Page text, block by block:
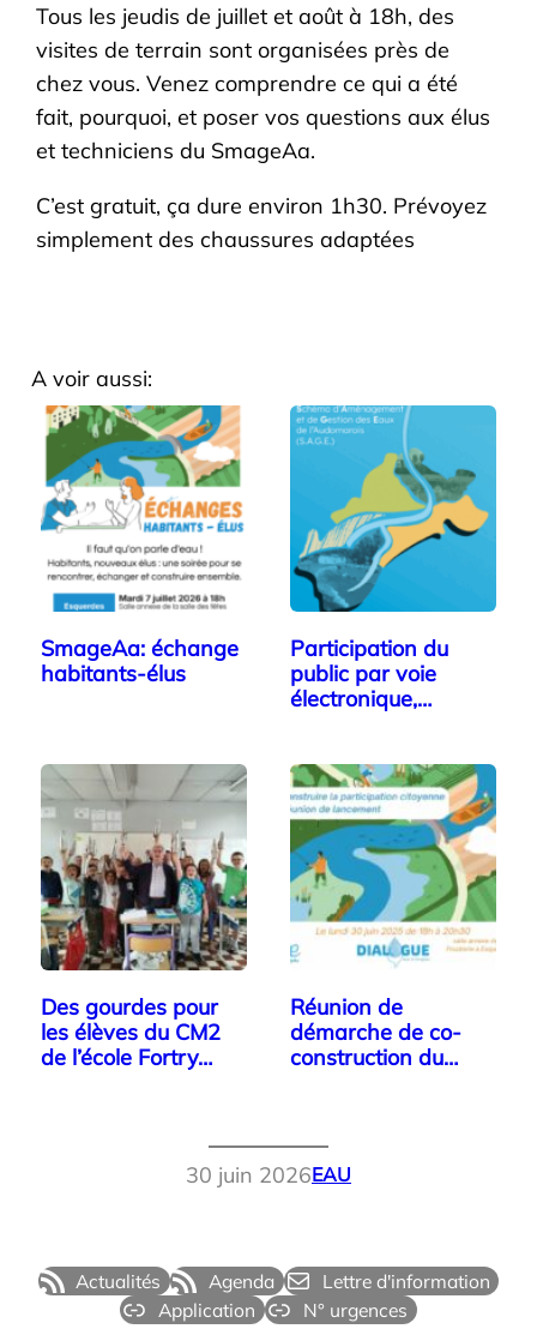
Tous les jeudis de juillet et août à 18h, des
visites de terrain sont organisées près de
chez vous. Venez comprendre ce qui a été
fait, pourquoi, et poser vos questions aux élus
et techniciens du SmageAa.
C’est gratuit, ça dure environ 1h30. Prévoyez
simplement des chaussures adaptées
A voir aussi:
SmageAa: échange
habitants-élus
Participation du
public par voie
électronique,…
Des gourdes pour
les élèves du CM2
de l’école Fortry…
Réunion de
démarche de co-
construction du
30 juin 2026EAU
Actualités Agenda
Lettre d'information
Application
N° urgences